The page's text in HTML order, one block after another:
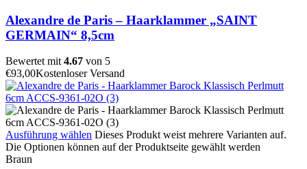
Alexandre de Paris – Haarklammer „SAINT
GERMAIN“ 8,5cm
Bewertet mit 4.67 von 5
€93,00Kostenloser Versand
Ausführung wählen Dieses Produkt weist mehrere Varianten auf.
Die Optionen können auf der Produktseite gewählt werden
Braun